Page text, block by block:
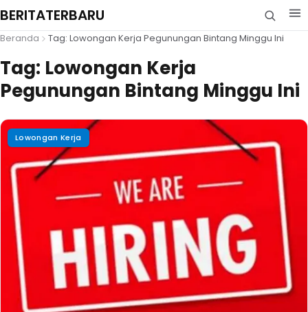
BERITATERBARU
Beranda Tag: Lowongan Kerja Pegunungan Bintang Minggu Ini
Tag: Lowongan Kerja
Pegunungan Bintang Minggu Ini
Lowongan Kerja